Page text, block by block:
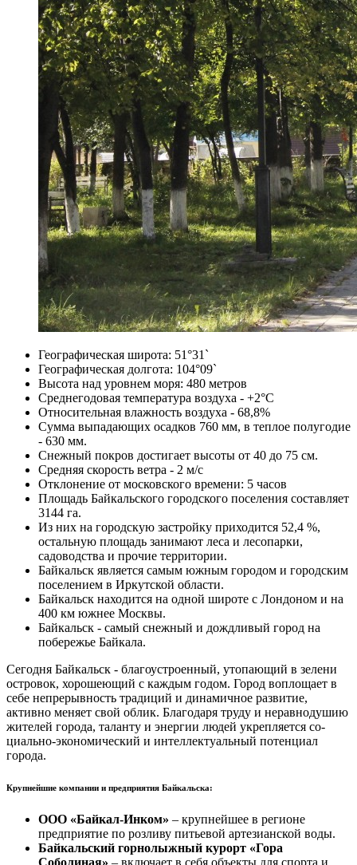
Географическая широта: 51°31`
Географическая долгота: 104°09`
Высота над уровнем моря: 480 метров
Среднегодовая температура воздуха - +2°С
Относительная влажность воздуха - 68,8%
Сумма выпадающих осадков 760 мм, в теплое полугодие
- 630 мм.
Снежный покров достигает высоты от 40 до 75 см.
Средняя скорость ветра - 2 м/с
Отклонение от московского времени: 5 часов
Площадь Байкальского городского поселения составляет
3144 га.
Из них на городскую застройку приходится 52,4 %,
остальную площадь занимают леса и лесопарки,
садоводства и прочие территории.
Байкальск является самым южным городом и городским
поселением в Иркутской области.
Байкальск находится на одной широте с Лондоном и на
400 км южнее Москвы.
Байкальск - самый снежный и дождливый город на
побережье Байкала.
Сегодня Байкальск - благоустроенный, утопаю­щий в зелени
островок, хорошеющий с каждым го­дом. Город воплощает в
себе непрерывность тради­ций и динамичное развитие,
активно меняет свой облик. Благодаря труду и неравнодушию
жителей города, таланту и энергии людей укрепляется со­
циально-экономический и интеллектуальный по­тенциал
города.
Крупнейшие компании и предприятия Байкальска:
ООО «Байкал-Инком» – крупнейшее в регионе
предприятие по розливу питьевой артезианской воды.
Байкальский горнолыжный курорт «Гора
Соболиная» – включает в себя объекты для спорта и